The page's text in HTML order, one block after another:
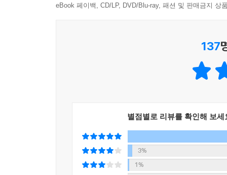
eBook 페이백, CD/LP, DVD/Blu-ray, 패션 및 판매금지 상
137
별점별로 리뷰를 확인해 보세
3%
1%